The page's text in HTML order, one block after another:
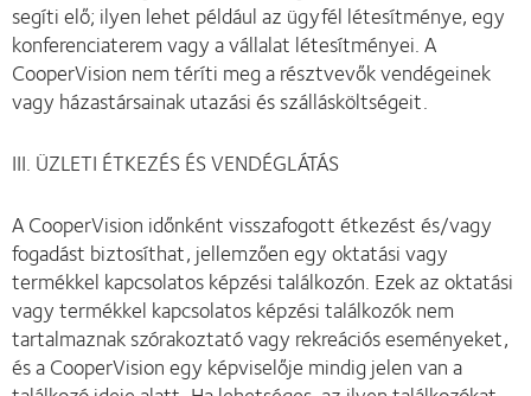
segíti elő; ilyen lehet például az ügyfél létesítménye, egy
konferenciaterem vagy a vállalat létesítményei. A
CooperVision nem téríti meg a résztvevők vendégeinek
vagy házastársainak utazási és szállásköltségeit.
III. ÜZLETI ÉTKEZÉS ÉS VENDÉGLÁTÁS
A CooperVision időnként visszafogott étkezést és/vagy
fogadást biztosíthat, jellemzően egy oktatási vagy
termékkel kapcsolatos képzési találkozón. Ezek az oktatási
vagy termékkel kapcsolatos képzési találkozók nem
tartalmaznak szórakoztató vagy rekreációs eseményeket,
és a CooperVision egy képviselője mindig jelen van a